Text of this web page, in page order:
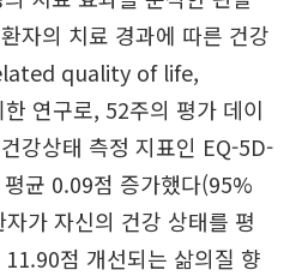
자의 치료 경과에 따른 건강
quality of life,
연구로, 52주의 평가 데이
강상태 측정 지표인 EQ-5D-
균 0.09점 증가했다(95%
가 자신의 건강 상태를 평
점 개선되는 삶의질 향